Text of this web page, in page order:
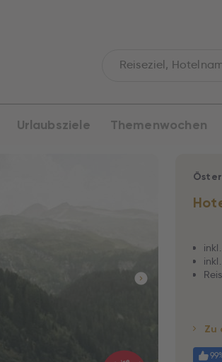
Urlaubsziele Themenwochen
Zu